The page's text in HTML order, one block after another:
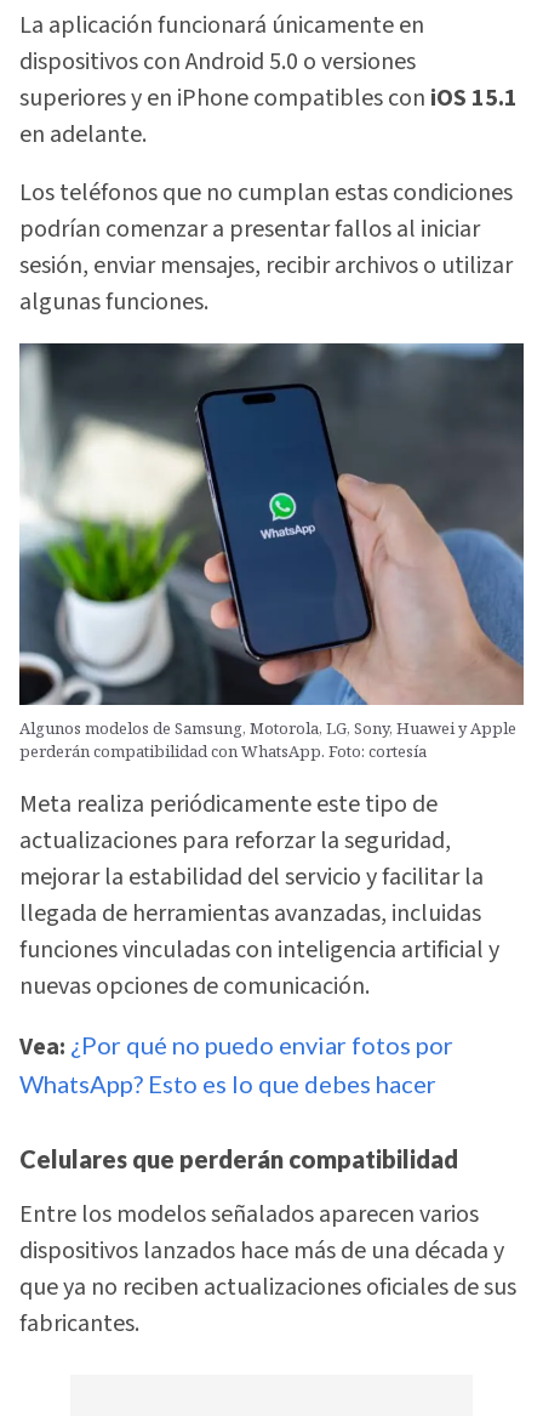
La aplicación funcionará únicamente en
dispositivos con Android 5.0 o versiones
superiores y en iPhone compatibles con iOS 15.1
en adelante.
Los teléfonos que no cumplan estas condiciones
podrían comenzar a presentar fallos al iniciar
sesión, enviar mensajes, recibir archivos o utilizar
algunas funciones.
Algunos modelos de Samsung, Motorola, LG, Sony, Huawei y Apple
perderán compatibilidad con WhatsApp. Foto: cortesía
Meta realiza periódicamente este tipo de
actualizaciones para reforzar la seguridad,
mejorar la estabilidad del servicio y facilitar la
llegada de herramientas avanzadas, incluidas
funciones vinculadas con inteligencia artificial y
nuevas opciones de comunicación.
Vea: ¿Por qué no puedo enviar fotos por
WhatsApp? Esto es lo que debes hacer
Celulares que perderán compatibilidad
Entre los modelos señalados aparecen varios
dispositivos lanzados hace más de una década y
que ya no reciben actualizaciones oficiales de sus
fabricantes.